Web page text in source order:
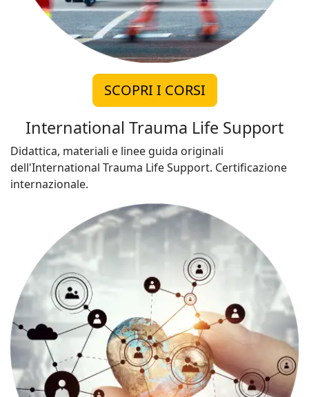
SCOPRI I CORSI
International Trauma Life Support
Didattica, materiali e linee guida originali
dell'International Trauma Life Support. Certificazione
internazionale.